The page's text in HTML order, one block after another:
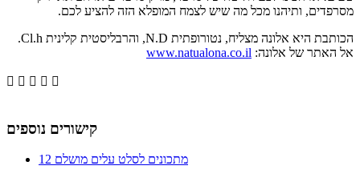
מסרפדים, ותיהנו מכל מה שיש לצמח המופלא הזה להציע לכם.
הכותבת היא אלונה מצליח, נטורופתית N.D, והרבליסטית קלינית Cl.h.
אל האתר של אלונה: www.natualona.co.il
    
קישורים נוספים
12 מתכונים לסלט עלים מושלם